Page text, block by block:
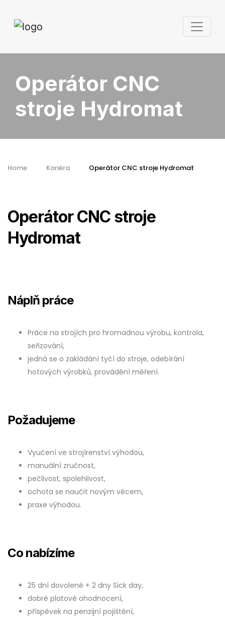
Operátor CNC
stroje Hydromat
Home Kariéra Operátor CNC stroje Hydromat
Operátor CNC stroje
Hydromat
Náplň práce
Práce na strojích pro hromadnou výrobu, kontrola,
seřizování,
jedná se o zakládání tyčí do stroje, odebírání
hotových výrobků, provádění měření.
Požadujeme
Vyučení ve strojírenství výhodou,
manuální zručnost,
pečlivost, spolehlivost,
ochota se naučit novým věcem,
praxe výhodou.
Co nabízíme
25 dní dovolené + 2 dny Sick day,
dobré platové ohodnocení,
příspěvek na penzijní pojištění,